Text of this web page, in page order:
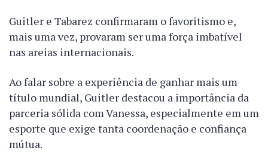
Guitler e Tabarez confirmaram o favoritismo e,
mais uma vez, provaram ser uma força imbatível
nas areias internacionais.
Ao falar sobre a experiência de ganhar mais um
título mundial, Guitler destacou a importância da
parceria sólida com Vanessa, especialmente em um
esporte que exige tanta coordenação e confiança
mútua.